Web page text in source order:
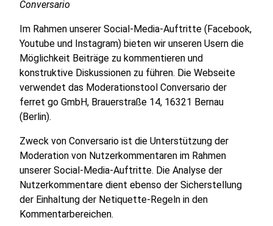
Conversario
Im Rahmen unserer Social-Media-Auftritte (Facebook,
Youtube und Instagram) bieten wir unseren Usern die
Möglichkeit Beiträge zu kommentieren und
konstruktive Diskussionen zu führen. Die Webseite
verwendet das Moderationstool Conversario der
ferret go GmbH, Brauerstraße 14, 16321 Bernau
(Berlin).
Zweck von Conversario ist die Unterstützung der
Moderation von Nutzerkommentaren im Rahmen
unserer Social-Media-Auftritte. Die Analyse der
Nutzerkommentare dient ebenso der Sicherstellung
der Einhaltung der Netiquette-Regeln in den
Kommentarbereichen.